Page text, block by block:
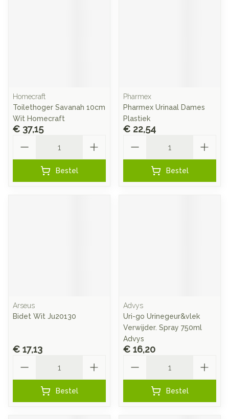
Homecraft
Toilethoger Savanah 10cm
Wit Homecraft
€ 37,15
Bestel
Pharmex
Pharmex Urinaal Dames
Plastiek
€ 22,54
Bestel
Arseus
Bidet Wit Ju20130
€ 17,13
Bestel
Advys
Uri-go Urinegeur&vlek
Verwijder. Spray 750ml
Advys
€ 16,20
Bestel